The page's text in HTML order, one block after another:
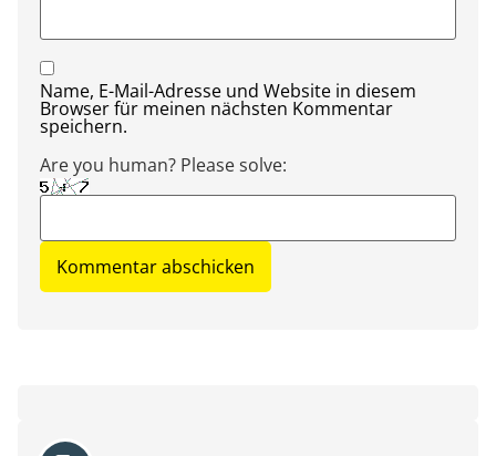
Name, E-Mail-Adresse und Website in diesem
Browser für meinen nächsten Kommentar
speichern.
Are you human? Please solve: